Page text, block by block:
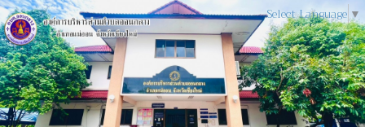
Select Language ▼